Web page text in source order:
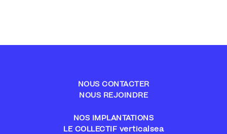
NOUS CONTACTER
NOUS REJOINDRE
NOS IMPLANTATIONS
LE COLLECTIF verticalsea